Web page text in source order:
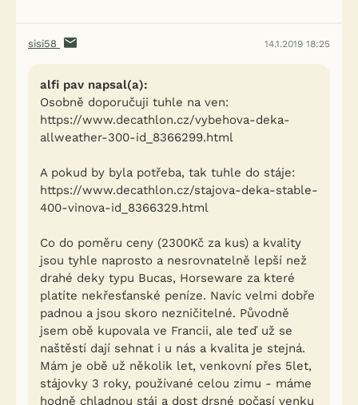
sisi58 14.1.2019 18:25
alfi pav napsal(a):
Osobně doporučuji tuhle na ven:
https://www.decathlon.cz/vybehova-deka-
allweather-300-id_8366299.html
A pokud by byla potřeba, tak tuhle do stáje:
https://www.decathlon.cz/stajova-deka-stable-
400-vinova-id_8366329.html
Co do poměru ceny (2300Kč za kus) a kvality
jsou tyhle naprosto a nesrovnatelně lepší než
drahé deky typu Bucas, Horseware za které
platíte nekřesťanské peníze. Navíc velmi dobře
padnou a jsou skoro nezničitelné. Původně
jsem obě kupovala ve Francii, ale teď už se
naštěstí dají sehnat i u nás a kvalita je stejná.
Mám je obě už několik let, venkovní přes 5let,
stájovky 3 roky, používané celou zimu - máme
hodně chladnou stáj a dost drsné počasí venku